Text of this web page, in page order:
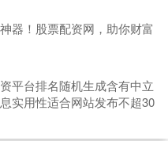
器！股票配资网，助你财富
平台排名随机生成含有中立
实用性适合网站发布不超30